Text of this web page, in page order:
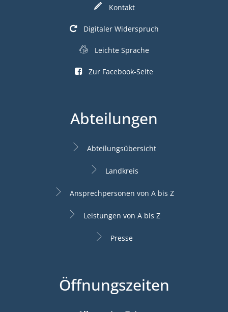
Kontakt
Digitaler Widerspruch
Leichte Sprache
Zur Facebook-Seite
Abteilungen
Abteilungsübersicht
Landkreis
Ansprechpersonen von A bis Z
Leistungen von A bis Z
Presse
Öffnungszeiten